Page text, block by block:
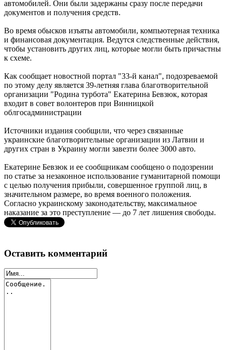
автомобилей. Они были задержаны сразу после передачи
документов и получения средств.
Во время обысков изъяты автомобили, компьютерная техника
и финансовая документация. Ведутся следственные действия,
чтобы установить других лиц, которые могли быть причастны
к схеме.
Как сообщает новостной портал "33-й канал", подозреваемой
по этому делу является 39-летняя глава благотворительной
организации "Родина турбота" Екатерина Бевзюк, которая
входит в совет волонтеров при Винницкой
облгосадминистрации
Источники издания сообщили, что через связанные
украинские благотворительные организации из Латвии и
других стран в Украину могли завезти более 3000 авто.
Екатерине Бевзюк и ее сообщникам сообщено о подозрении
по статье за незаконное использование гуманитарной помощи
с целью получения прибыли, совершенное группой лиц, в
значительном размере, во время военного положения.
Согласно украинскому законодательству, максимальное
наказание за это преступление — до 7 лет лишения свободы.
Оставить комментарий